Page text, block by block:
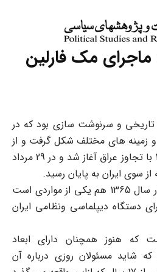
ماجرای مک فارلین
تاریخی و سرنوشت سازی بود که در
و زمینه های مختلف شکل گرفت و از
تاریخ 31 شهریور سال 1359 با تجاوز عراق آغاز شد و در 29 مرداد
قضیه معروف مک فارلین در سال 1365 هم یکی از مواردی است
دیپلماسی ونظامی ایران
که هنوز همچنان دارای ابعاد
شاید مسئولان روزی درباره آن